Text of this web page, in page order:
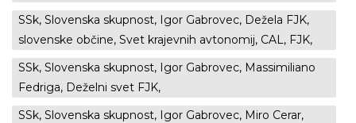
SSk, Slovenska skupnost, Igor Gabrovec, Dežela FJK,
slovenske občine, Svet krajevnih avtonomij, CAL, FJK,
SSk, Slovenska skupnost, Igor Gabrovec, Massimiliano
Fedriga, Deželni svet FJK,
SSk, Slovenska skupnost, Igor Gabrovec, Miro Cerar,